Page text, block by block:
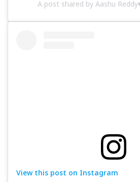
A post shared by Aashu
View this post on Instagram